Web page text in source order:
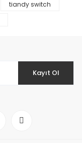
tiandy switch
Kayıt Ol